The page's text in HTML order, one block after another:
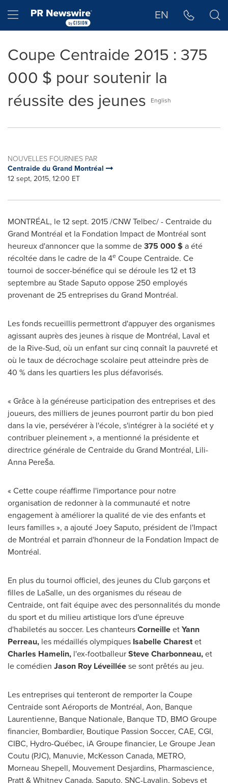
Hamburger menu EN
Coupe Centraide 2015 : 375
000 $ pour soutenir la
réussite des jeunes
English
NOUVELLES FOURNIES PAR
Centraide du Grand Montréal
12 sept, 2015, 12:00 ET
MONTRÉAL, le12 sept. 2015/CNW Telbec/ - Centraide du
Grand Montréal et la Fondation Impact de Montréal sont
heureux d'annoncer que la somme de375 000 $a été
récoltée dans le cadre de la 4e Coupe Centraide. Ce
tournoi de soccer-bénéfice qui se déroule les 12 et 13
septembre au Stade Saputo oppose 250 employés
provenant de 25 entreprises du Grand Montréal.
Les fonds recueillis permettront d'appuyer des organismes
agissant auprès des jeunes à risque de Montréal, Laval et
de la Rive-Sud, où un enfant sur cinq connaît la pauvreté et
où le taux de décrochage scolaire peut atteindre près de
40 % dans les quartiers les plus défavorisés.
« Grâce à la généreuse participation des entreprises et des
joueurs, des milliers de jeunes pourront partir du bon pied
dans la vie, persévérer à l'école, s'intégrer à la société et y
contribuer pleinement », a mentionné la présidente et
directrice générale de Centraide du Grand Montréal, Lili-
Anna Pereša.
« Cette coupe réaffirme l'importance pour notre
organisation de redonner à la communauté et notre
engagement à améliorer la qualité de vie des enfants et
leurs familles », a ajoutéJoey Saputo, président de l'Impact
de Montréal et parrain d'honneur de la Fondation Impact de
Montréal.
En plus du tournoi officiel, des jeunes du Club garçons et
filles de LaSalle, un des organismes du réseau de
Centraide, ont fait équipe avec des personnalités du monde
du sport et du milieu artistique lors d'une épreuve
d'habiletés au soccer. Les chanteursCorneilleetYann
Perreau, les médaillés olympiques Isabelle Charestet
Charles Hamelin, l'ex-footballeurSteve Charbonneau,et
le comédien Jason Roy Léveilléese sont prêtés au jeu.
Les entreprises qui tenteront de remporter la Coupe
Centraide sont Aéroports de Montréal, Aon, Banque
Laurentienne, Banque Nationale, Banque TD, BMO Groupe
financier, Bombardier, Boutique Passion Soccer, CAE, CGI,
CIBC, Hydro-Québec, iA Groupe financier, Le Groupe Jean
Coutu (PJC), Manuvie, McKesson Canada, METRO,
Morneau Shepell, Mouvement Desjardins, Pharmascience,
Pratt &Whitney Canada, Saputo, SNC-Lavalin, Sobeys et